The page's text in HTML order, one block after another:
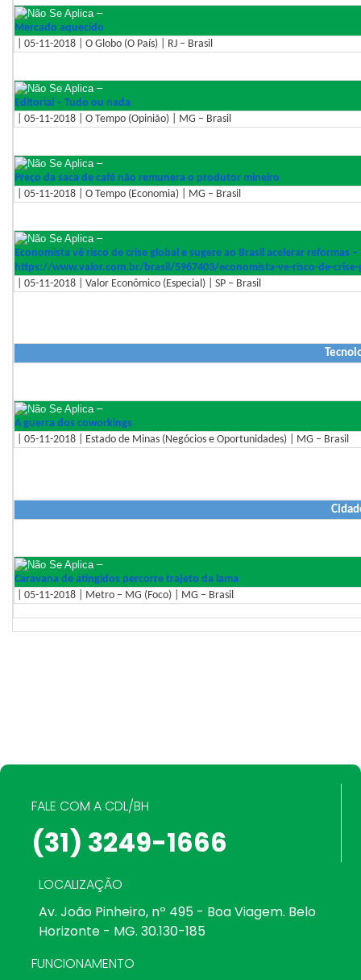
–
Mercado aquecido
| 05-11-2018 | O Globo (O País) | RJ – Brasil
–
Editorial – Tudo ou nada
| 05-11-2018 | O Tempo (Opinião) | MG – Brasil
–
Preço da saca de café não remunera o produtor mineiro
| 05-11-2018 | O Tempo (Economia) | MG – Brasil
–
Economista vê risco de crise global e sugere ao Brasil acelerar reformas
https://www.valor.com.br/brasi l/5967403/economista-ve-risco-de-
| 05-11-2018 | Valor Econômico (Especial) | SP – Brasil
–
A guerra dos coworkings
| 05-11-2018 | Estado de Minas (Negócios e Oportunidades) | MG – Brasil
–
Caravana de atingidos percorre trajeto da lama
| 05-11-2018 | Metro – MG (Foco) | MG – Brasil
FALE COM A CDL/BH
(31) 3249-1666
LOCALIZAÇÃO
Av. João Pinheiro, nº 495 - Boa Viagem. Belo
Horizonte - MG. 30.130-185
FUNCIONAMENTO